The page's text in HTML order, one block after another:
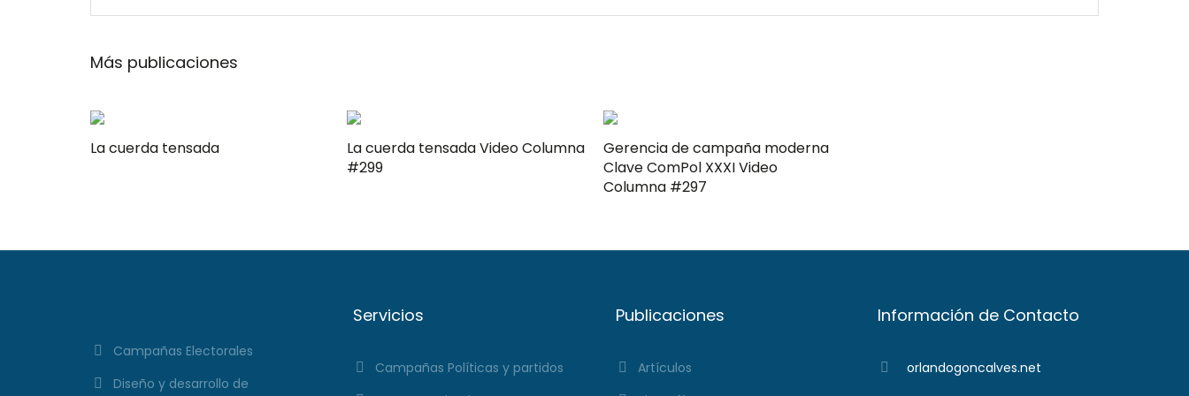
Más publicaciones
La cuerda tensada
La cuerda tensada Video Columna
#299
Gerencia de campaña moderna
Clave ComPol XXXI Video
Columna #297
Campañas Electorales
Diseño y desarrollo de
Servicios
Campañas Políticas y partidos
Publicaciones
Artículos
Información de Contacto
orlandogoncalves.net